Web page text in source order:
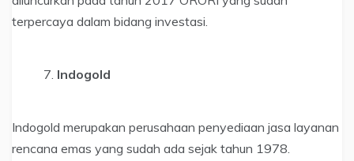
terpercaya dalam bidang investasi.
Indogold
Indogold merupakan perusahaan penyediaan jasa layanan
rencana emas yang sudah ada sejak tahun 1978.